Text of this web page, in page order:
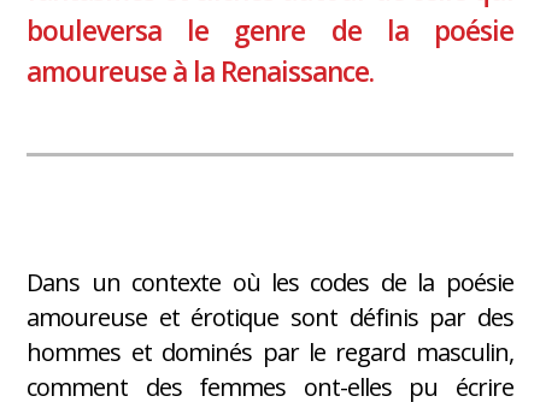
bouleversa le genre de la poésie
amoureuse à la Renaissance.
Dans un contexte où les codes de la poésie
amoureuse et érotique sont définis par des
hommes et dominés par le regard masculin,
comment des femmes ont-elles pu écrire